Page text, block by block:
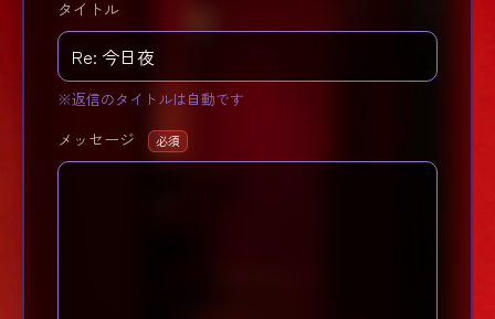
タイトル
※返信のタイトルは自動です
メッセージ 必須